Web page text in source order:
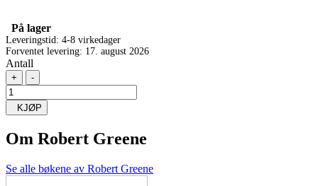
På lager
Leveringstid: 4-8 virkedager
Forventet levering: 17. august 2026
Antall
+ -
KJØP
Om Robert Greene
Se alle bøkene av Robert Greene